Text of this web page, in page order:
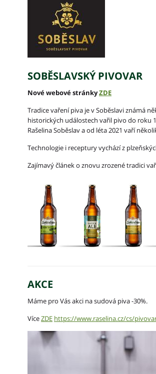
SOBĚSLAVSKÝ PIVOVAR
Nové webové stránkyZDE
Tradice vaření piva je v Soběslavi známá
historických událostech vařil pivo do roku
Rašelina Soběslav a od léta 2021 vaří
Technologie i receptury vychází z
Zajímavý článek o znovu zrozené tradici
AKCE
Máme pro Vás akci na sudová piva -30%.
VíceZDE https://www.raselina.cz/cs/